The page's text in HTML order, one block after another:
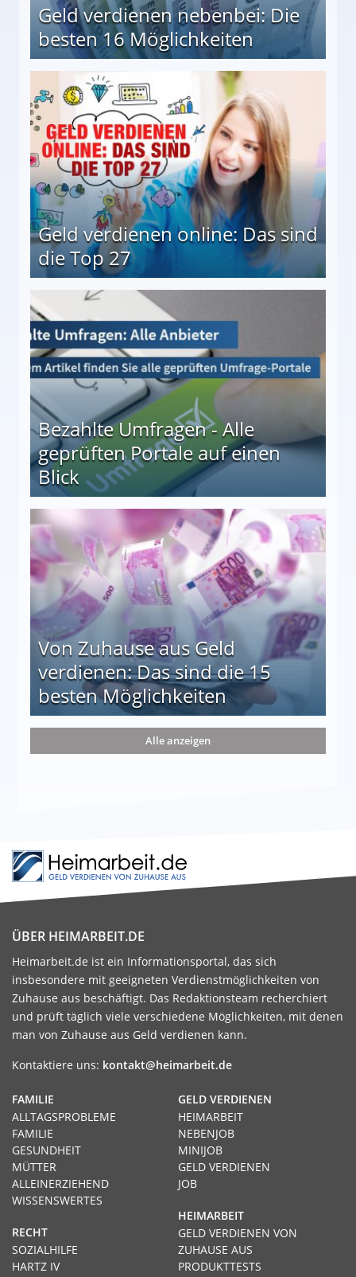
Geld verdienen nebenbei: Die
besten 16 Möglichkeiten
Geld verdienen online: Das sind
die Top 27
Bezahlte Umfragen - Alle
geprüften Portale auf einen
Blick
auf einen Blick
Von Zuhause aus Geld
verdienen: Das sind die 15
besten Möglichkeiten
die 15 besten Möglichkeiten
Alle anzeigen
ÜBER HEIMARBEIT.DE
Heimarbeit.de ist ein Informationsportal, das sich
insbesondere mit geeigneten Verdienstmöglichkeiten von
Zuhause aus beschäftigt. Das Redaktionsteam recherchiert
und prüft täglich viele verschiedene Möglichkeiten, mit denen
man von Zuhause aus Geld verdienen kann.
Kontaktiere uns: kontakt@heimarbeit.de
GELD VERDIENEN
HEIMARBEIT
NEBENJOB
MINIJOB
GELD VERDIENEN
JOB
HEIMARBEIT
GELD VERDIENEN VON
ZUHAUSE AUS
PRODUKTTESTS
FAMILIE
ALLTAGSPROBLEME
FAMILIE
GESUNDHEIT
MÜTTER
ALLEINERZIEHEND
WISSENSWERTES
RECHT
SOZIALHILFE
HARTZ IV